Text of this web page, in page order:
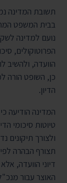
בבית המשפט
נועם למדינה
הפרוטוקולים,
הוועדה, ולהשיב
כן, השופט הורה
הדיון.
המדינה הודיעה
טיוטות סיכומי
ולצורך תיקונים
תצורף הבהרה
דיוני הוועדה,
האוצר עבור